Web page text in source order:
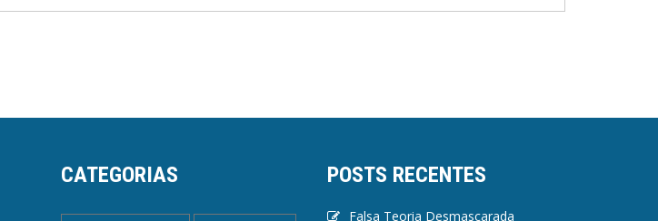
CATEGORIAS POSTS RECENTES
Falsa Teoria Desmascarada